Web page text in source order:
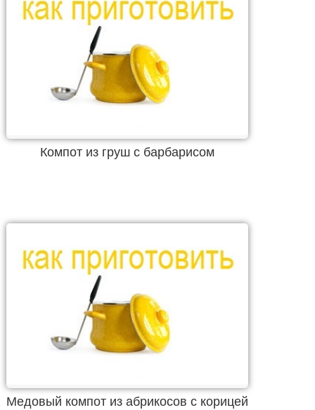
Компот из груш с барбарисом
Медовый компот из абрикосов с корицей